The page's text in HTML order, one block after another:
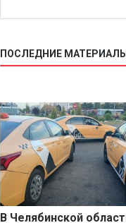
ПОСЛЕДНИЕ
В Челябинской